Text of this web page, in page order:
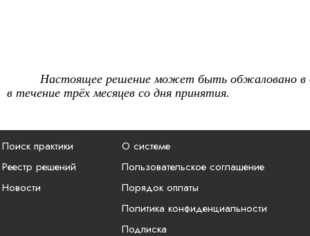
Настоящее решение может быть обжаловано в
в течение трёх месяцев со дня принятия.
Поиск практики
Реестр решений
Новости
О системе
Пользовательское соглашение
Порядок оплаты
Политика конфиденциальности
Подписка